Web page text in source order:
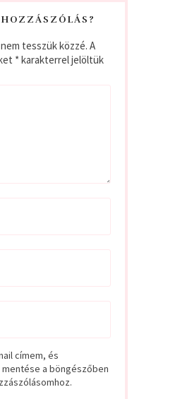
tesszük közzé. A
*karakterrel jelöltük
címem, és
a böngészőben